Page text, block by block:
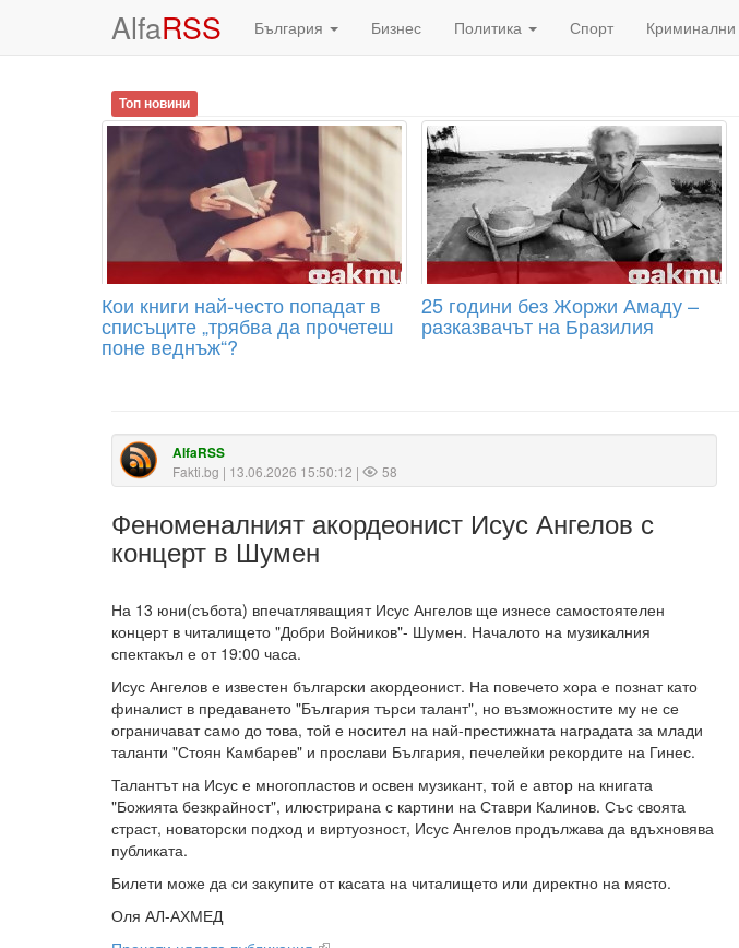
AlfaRSS България Бизнес Политика Спорт Криминални
Топ новини
Кои книги най-често попадат в
списъците „трябва да прочетеш
поне веднъж“?
25 години без Жоржи Амаду –
разказвачът на Бразилия
AlfaRSS
Fakti.bg | 13.06.2026 15:50:12 | 58
Феноменалният акордеонист Исус Ангелов с
концерт в Шумен
На 13 юни(събота) впечатляващият Исус Ангелов ще изнесе самостоятелен
концерт в читалището "Добри Войников"- Шумен. Началото на музикалния
спектакъл е от 19:00 часа.
Исус Ангелов е известен български акордеонист. На повечето хора е познат като
финалист в предаването "България търси талант", но възможностите му не се
ограничават само до това, той е носител на най-престижната наградата за млади
таланти "Стоян Камбарев" и прослави България, печелейки рекордите на Гинес.
Талантът на Исус е многопластов и освен музикант, той е автор на книгата
"Божията безкрайност", илюстрирана с картини на Ставри Калинов. Със своята
страст, новаторски подход и виртуозност, Исус Ангелов продължава да вдъхновява
публиката.
Билети може да си закупите от касата на читалището или директно на място.
Оля АЛ-АХМЕД